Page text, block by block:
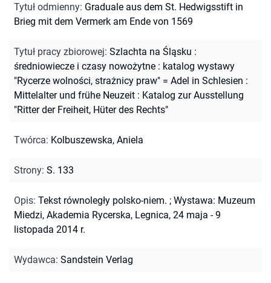
Tytuł odmienny: Graduale aus dem St. Hedwigsstift in
Brieg mit dem Vermerk am Ende von 1569
Tytuł pracy zbiorowej: Szlachta na Śląsku :
średniowiecze i czasy nowożytne : katalog wystawy
"Rycerze wolności, strażnicy praw" = Adel in Schlesien :
Mittelalter und frühe Neuzeit : Katalog zur Ausstellung
"Ritter der Freiheit, Hüter des Rechts"
Twórca: Kolbuszewska, Aniela
Strony: S. 133
Opis: Tekst równoległy polsko-niem. ; Wystawa: Muzeum
Miedzi, Akademia Rycerska, Legnica, 24 maja - 9
listopada 2014 r.
Wydawca: Sandstein Verlag